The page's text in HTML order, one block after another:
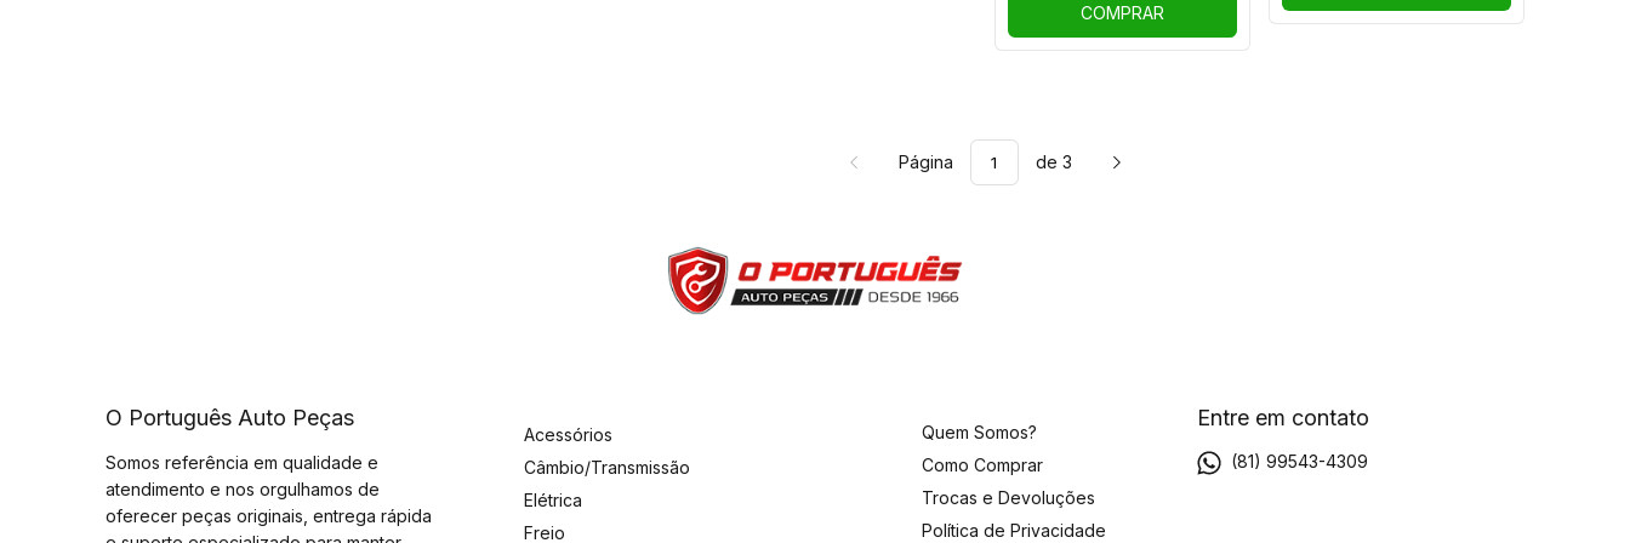
COMPRAR
Página de 3
O Português Auto Peças
Somos referência em qualidade e
atendimento e nos orgulhamos de
oferecer peças originais, entrega rápida
Acessórios
Câmbio/Transmissão
Elétrica
Freio
Quem Somos?
Como Comprar
Trocas e Devoluções
Política de Privacidade
Entre em contato
(81) 99543-4309